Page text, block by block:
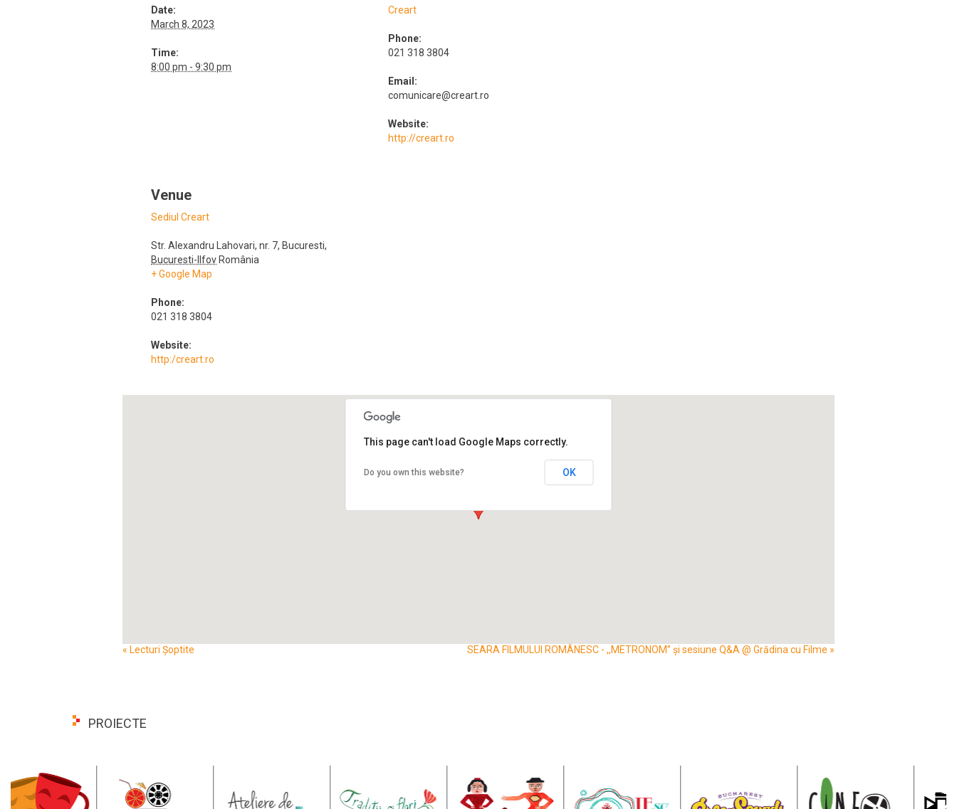
Date:
March 8, 2023
Time:
8:00 pm - 9:30 pm
Creart
Phone:
021 318 3804
Email:
comunicare@creart.ro
Website:
http://creart.ro
Venue
Sediul Creart
Str. Alexandru Lahovari, nr. 7, Bucuresti,
Bucuresti-Ilfov România
+ Google Map
Phone:
021 318 3804
Website:
http:/creart.ro
This page can't load Google Maps correctly.
Do you own this website? OK
Event
« Lecturi Șoptite SEARA FILMULUI ROMÂNESC - ,,METRONOM” și sesiune Q&A @ Grădina cu Filme »
PROIECTE